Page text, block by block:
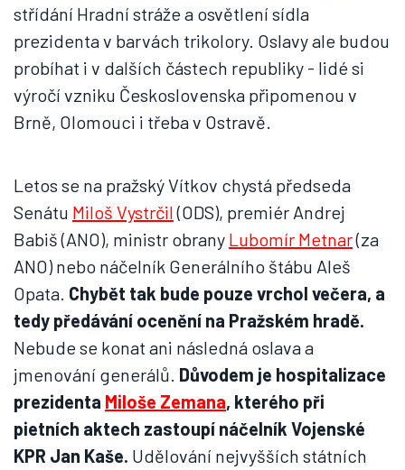
střídání Hradní stráže a osvětlení sídla
prezidenta v barvách trikolory. Oslavy ale budou
probíhat i v dalších částech republiky - lidé si
výročí vzniku Československa připomenou v
Brně, Olomouci i třeba v Ostravě.
Letos se na pražský Vítkov chystá předseda
Senátu Miloš Vystrčil(ODS), premiér Andrej
Babiš (ANO), ministr obrany Lubomír Metnar(za
ANO) nebo náčelník Generálního štábu Aleš
Opata. Chybět tak bude pouze vrchol večera, a
tedy předávání ocenění na Pražském hradě.
Nebude se konat ani následná oslava a
jmenování generálů. Důvodem je hospitalizace
prezidenta Miloše Zemana, kterého při
pietních aktech zastoupí náčelník Vojenské
KPR Jan Kaše. Udělování nejvyšších státních